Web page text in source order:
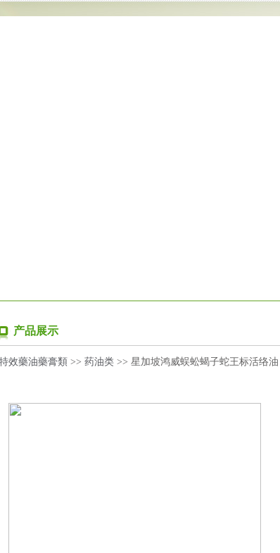
产品展示
效藥油藥膏類 >> 药油类 >> 星加坡鸿威蜈蚣蝎子蛇王标活络油